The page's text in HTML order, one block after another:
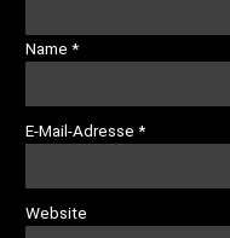
Name*
E-Mail-Adresse*
Website